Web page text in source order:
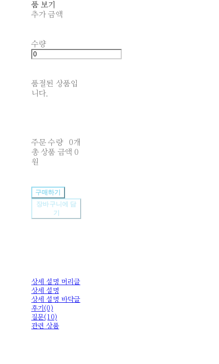
품 보기
추가 금액
수량
품절된 상품입
니다.
주문 수량
0개
총 상품 금액 0
원
구매하기
장바구니에 담
기
상세 설명 머리글
상세 설명
상세 설명 바닥글
후기(0)
질문(10)
관련 상품